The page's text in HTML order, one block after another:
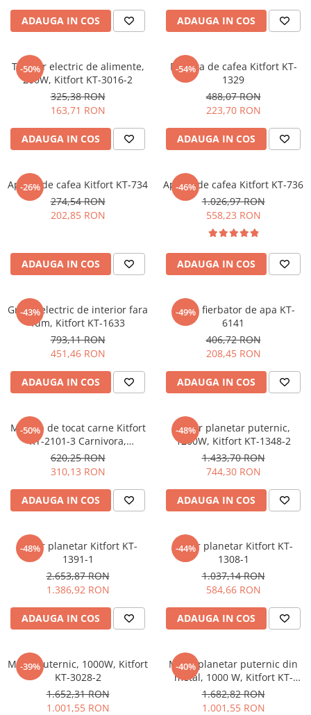
VARIANT
ZOOM
Mixere și blendere
Sisteme pentru apa pură
ADAUGA IN COS ADAUGA IN COS
-50%
Tocator electric de alimente,
200W, Kitfort KT-3016-2
325,38 RON
163,71 RON
ADAUGA IN COS
-54%
Rasnita de cafea Kitfort KT-
1329
488,07 RON
223,70 RON
ADAUGA IN COS
-26%
Aparat de cafea Kitfort KT-734
274,54 RON
202,85 RON
ADAUGA IN COS
-46%
Aparat de cafea Kitfort KT-736
1.026,97 RON
558,23 RON
ADAUGA IN COS
-43%
Gratar electric de interior fara
fum, Kitfort KT-1633
793,11 RON
451,46 RON
ADAUGA IN COS
-49%
Kit de fierbator de apa KT-
6141
406,72 RON
208,45 RON
ADAUGA IN COS
-50%
Masina de tocat carne Kitfort
KT-2101-3 Carnivora,
portocalie
620,25 RON
310,13 RON
ADAUGA IN COS
-48%
Mixer planetar puternic,
1200W, Kitfort KT-1348-2
1.433,70 RON
744,30 RON
ADAUGA IN COS
-48%
Mixer planetar Kitfort KT-
1391-1
2.653,87 RON
1.386,92 RON
ADAUGA IN COS
-44%
Mixer planetar Kitfort KT-
1308-1
1.037,14 RON
584,66 RON
ADAUGA IN COS
-39%
Mixer puternic, 1000W, Kitfort
KT-3028-2
1.652,31 RON
1.001,55 RON
-40%
Mixer planetar puternic din
metal, 1000 W, Kitfort KT-
3028-1
1.682,82 RON
1.001,55 RON